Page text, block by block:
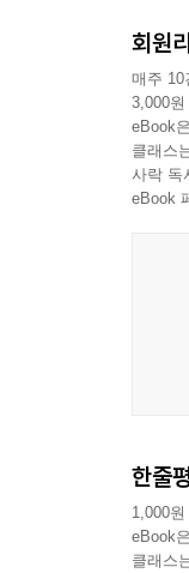
회원
매주 10
3,000
eBook
클래스
사락 독
eBook
한줄
1,000
eBook
클래스